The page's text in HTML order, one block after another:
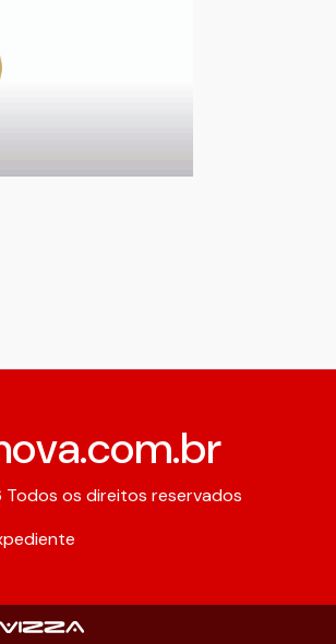
os direitos reservados